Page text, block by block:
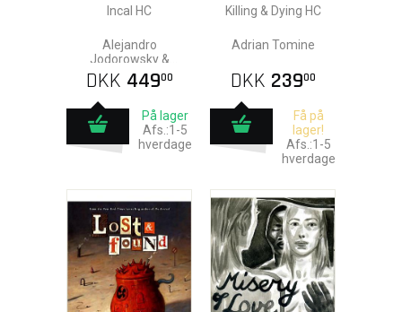
Incal HC
Alejandro
Jodorowsky &
Moebius
DKK 44900
På lager
Afs.:1-5
hverdage
Killing & Dying HC
Adrian Tomine
DKK 23900
Få på
lager!
Afs.:1-5
hverdage